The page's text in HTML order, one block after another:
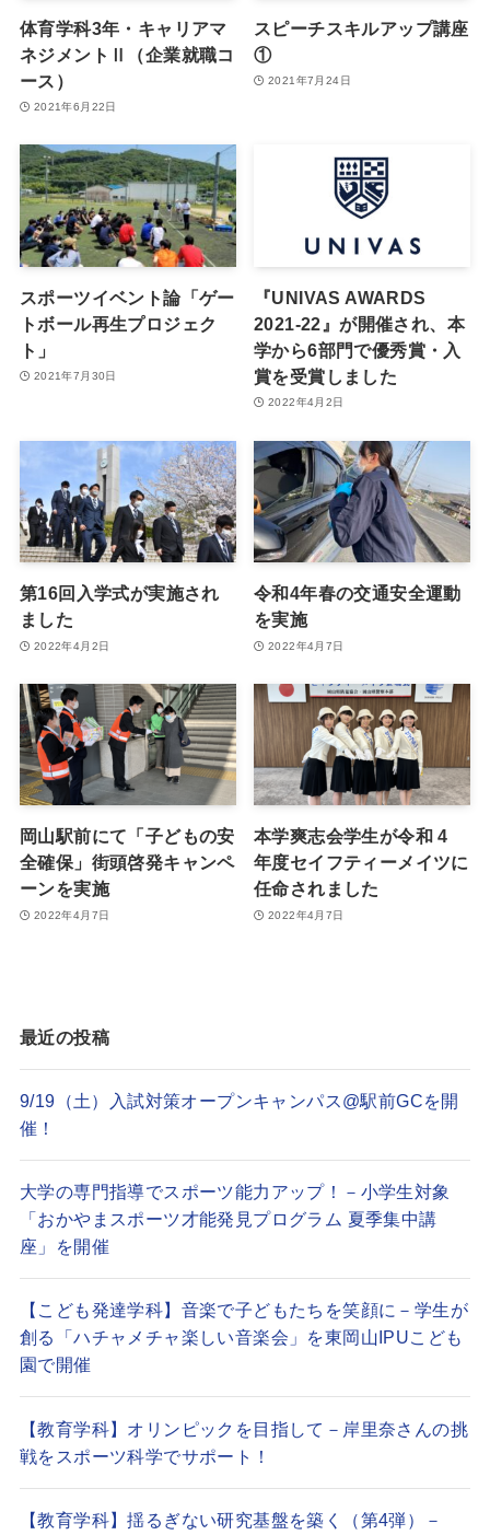
体育学科3年・キャリアマ
ネジメントⅡ（企業就職コ
ース）
2021年6月22日
スピーチスキルアップ講座
①
2021年7月24日
スポーツイベント論「ゲー
トボール再生プロジェク
ト」
2021年7月30日
『UNIVAS AWARDS
2021-22』が開催され、本
学から6部門で優秀賞・入
賞を受賞しました
2022年4月2日
第16回入学式が実施され
ました
2022年4月2日
令和4年春の交通安全運動
を実施
2022年4月7日
岡山駅前にて「子どもの安
全確保」街頭啓発キャンペ
ーンを実施
2022年4月7日
本学爽志会学生が令和 4
年度セイフティーメイツに
任命されました
2022年4月7日
最近の投稿
9/19（土）入試対策オープンキャンパス@駅前GCを開
催！
大学の専門指導でスポーツ能力アップ！－小学生対象
「おかやまスポーツ才能発見プログラム 夏季集中講
座」を開催
【こども発達学科】音楽で子どもたちを笑顔に－学生が
創る「ハチャメチャ楽しい音楽会」を東岡山IPUこども
園で開催
【教育学科】オリンピックを目指して－岸里奈さんの挑
戦をスポーツ科学でサポート！
【教育学科】揺るぎない研究基盤を築く（第4弾）－